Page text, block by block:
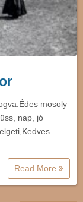
mosoly
nap, jó
Read More